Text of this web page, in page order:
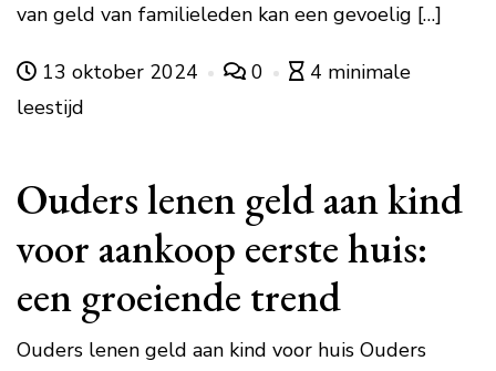
van geld van familieleden kan een gevoelig […]
13 oktober 2024 0
4 minimale
leestijd
Ouders lenen geld aan kind
voor aankoop eerste huis:
een groeiende trend
Ouders lenen geld aan kind voor huis Ouders